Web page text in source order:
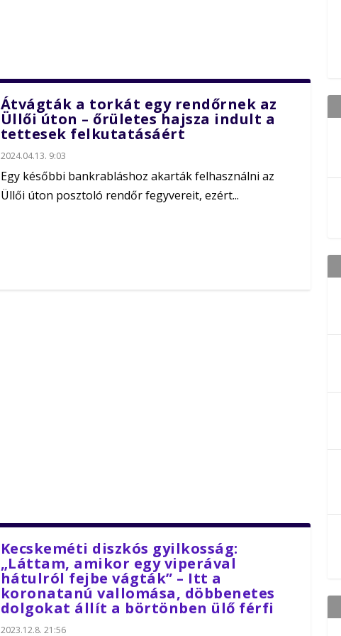
Átvágták a torkát egy rendőrnek az
Üllői úton – őrületes hajsza indult a
tettesek felkutatásáért
2024.04.13. 9:03
Egy későbbi bankrabláshoz akarták felhasználni az
Üllői úton posztoló rendőr fegyvereit, ezért...
Kecskeméti diszkós gyilkosság:
„Láttam, amikor egy viperával
hátulról fejbe vágták” – Itt a
koronatanú vallomása, döbbenetes
dolgokat állít a börtönben ülő férfi
2023.12.8. 21:56